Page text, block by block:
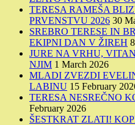
TERESA RAMEŠA
PRVENSTVU 2026 30
SREBRO TERESE IN
EKIPNI DAN V ŽIREH
JURE NA VRHU,
NJIM 1 March 2026
MLADI ZVEZDI
LABINU 15 February
TERESA NESREČNO
February 2026
ŠESTKRAT ZLATI!